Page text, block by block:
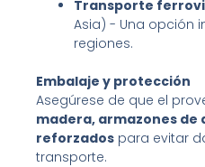
Transporte
Asia) - Una opción
regiones.
Embalaje y protección
Asegúrese de que el
madera, armazones de
reforzadospara evitar
transporte.